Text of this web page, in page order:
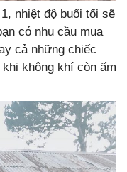
nhiệt độ buổi tối sẽ
có nhu cầu mua
cả những chiếc
không khí còn ấm